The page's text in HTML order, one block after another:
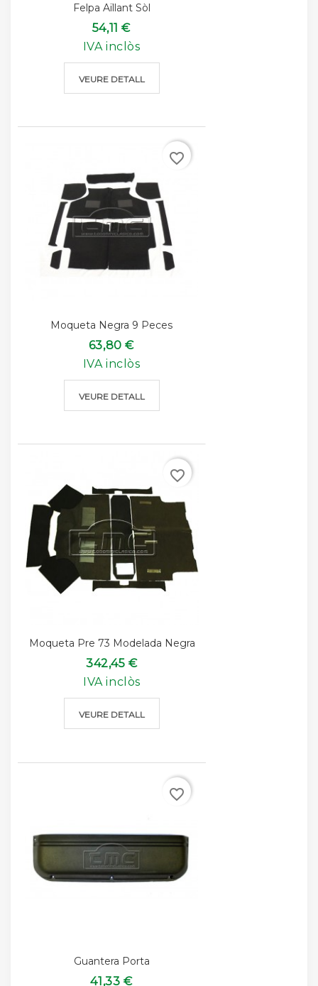
Felpa Aïllant Sòl
54,11 €
IVA inclòs
VEURE DETALL
Moqueta Negra 9 Peces
63,80 €
IVA inclòs
VEURE DETALL
favorite_border
Moqueta Pre 73 Modelada Negra
342,45 €
IVA inclòs
VEURE DETALL
favorite_border
Guantera Porta
41,33 €
favorite_border